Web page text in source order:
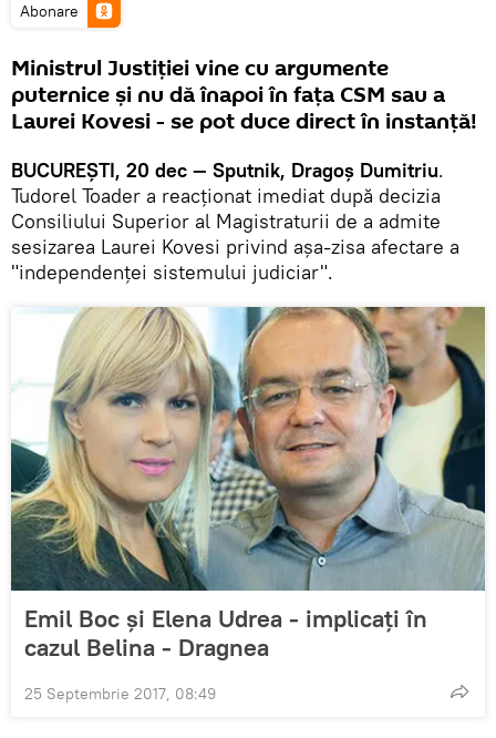
Abonare
Ministrul Justiției vine cu argumente
puternice și nu dă înapoi în fața CSM sau a
Laurei Kovesi - se pot duce direct în instanță!
BUCUREȘTI, 20 dec — Sputnik, Dragoș Dumitriu.
Tudorel Toader a reacționat imediat după decizia
Consiliului Superior al Magistraturii de a admite
sesizarea Laurei Kovesi privind așa-zisa afectare a
"independenței sistemului judiciar".
Emil Boc și Elena Udrea - implicați în
cazul Belina - Dragnea
25 Septembrie 2017, 08:49